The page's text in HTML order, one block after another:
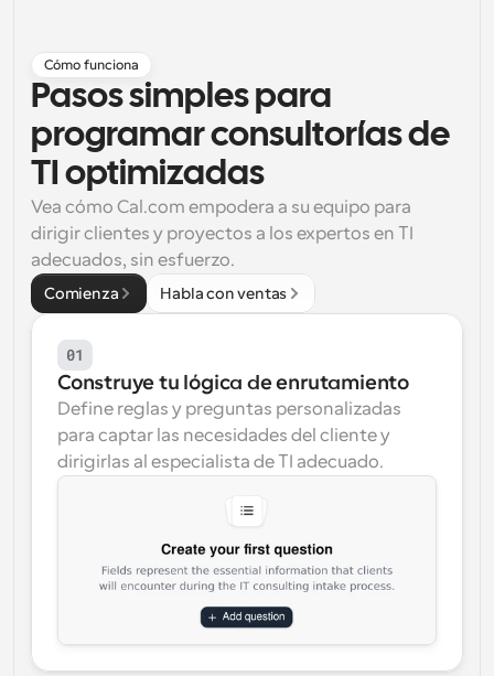
Programación potenciadda con llamadas
Automatiza la programación y los recordatorios
Blog
Mantente al día con las últimas noticias y
actualizaciones
Reuniones Instantáneas
Reúnete con clientes en minutos
Enlaces de Grupo Dinámico
Reserva reuniones de forma fluida con varias personas
Webhooks
Recibe notificaciones cuando ocurra algo
Cómo funciona
Pasos simples para
programar consultorías de
TI optimizadas
Vea cómo Cal.com empodera a su equipo para
dirigir clientes y proyectos a los expertos en TI
adecuados, sin esfuerzo.
Comienza Habla con ventas
01
Construye tu lógica de enrutamiento
Define reglas y preguntas personalizadas
para captar las necesidades del cliente y
dirigirlas al especialista de TI adecuado.